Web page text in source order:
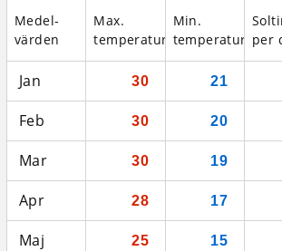
Medel­
värden
Max.
temperatur
Min.
temperatur per
Jan 30 21
Feb 30 20
Mar 30 19
Apr 28 17
Maj 25 15